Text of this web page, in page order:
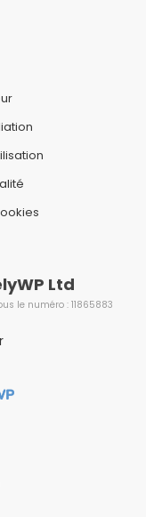
Ltd
le numéro : 11865883